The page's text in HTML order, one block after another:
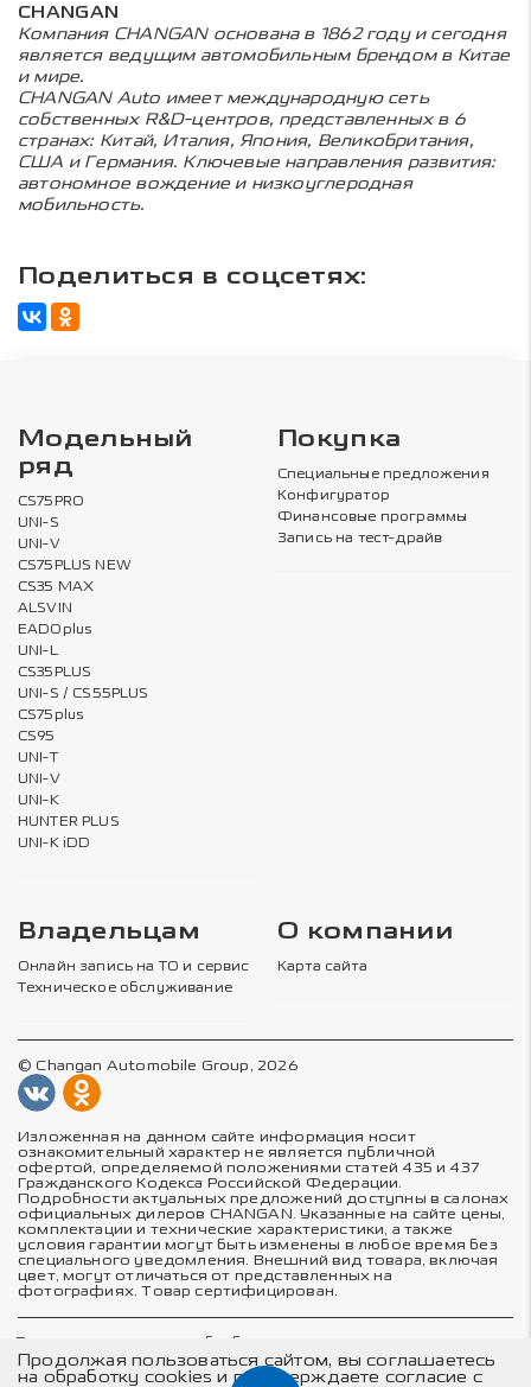
CHANGAN
Компания CHANGAN основана в 1862 году и сегодня
является ведущим автомобильным брендом в Китае
и мире.
CHANGAN Auto имеет международную сеть
собственных R&D-центров, представленных в 6
странах: Китай, Италия, Япония, Великобритания,
США и Германия. Ключевые направления развития:
автономное вождение и низкоуглеродная
мобильность.
Поделиться в соцсетях:
Модельный
ряд
CS75PRO
UNI-S
UNI-V
CS75PLUS NEW
CS35 MAX
ALSVIN
EADOplus
UNI-L
CS35PLUS
UNI-S / CS55PLUS
CS75plus
CS95
UNI-T
UNI-V
UNI-K
HUNTER PLUS
UNI-K iDD
Покупка
Специальные предложения
Конфигуратор
Финансовые программы
Запись на тест-драйв
Владельцам
Онлайн запись на ТО и сервис
Техническое обслуживание
О компании
Карта сайта
© Changan Automobile Group, 2026
Изложенная на данном сайте информация носит
ознакомительный характер не является публичной
офертой, определяемой положениями статей 435 и 437
Гражданского Кодекса Российской Федерации.
Подробности актуальных предложений доступны в салонах
официальных дилеров CHANGAN. Указанные на сайте цены,
комплектации и технические характеристики, а также
условия гарантии могут быть изменены в любое время без
специального уведомления. Внешний вид товара, включая
цвет, могут отличаться от представленных на
фотографиях. Товар сертифицирован.
Политика в отношении обработки персональных данных
Политика конфиденциальности
Согласие на обработку персональных данных
Продолжая пользоваться сайтом, вы соглашаетесь
на обработку cookies и подтверждаете согласие с